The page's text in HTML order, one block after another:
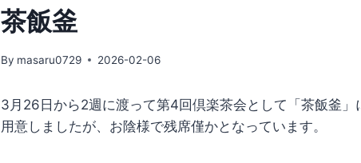
茶飯釜
By masaru0729 2026-02-06
3月26日から2週に渡って第4回倶楽茶会として「茶飯釜
用意しましたが、お陰様で残席僅かとなっています。